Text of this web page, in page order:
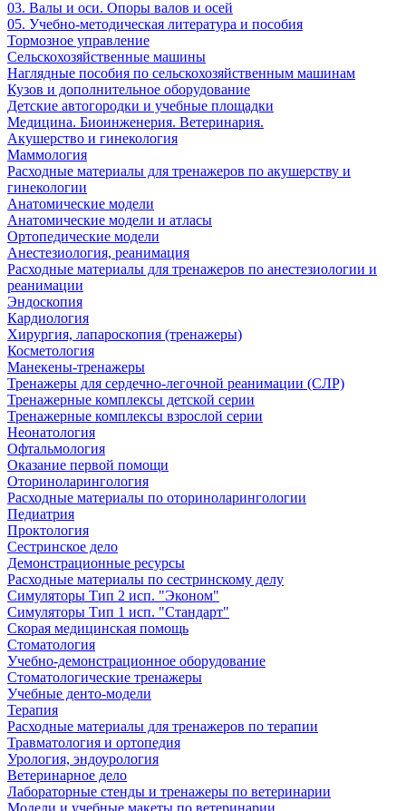
03. Валы и оси. Опоры валов и осей
05. Учебно-методическая литература и пособия
Тормозное управление
Сельскохозяйственные машины
Наглядные пособия по сельскохозяйственным машинам
Кузов и дополнительное оборудование
Детские автогородки и учебные площадки
Медицина. Биоинженерия. Ветеринария.
Акушерство и гинекология
Маммология
Расходные материалы для тренажеров по акушерству и
гинекологии
Анатомические модели
Анатомические модели и атласы
Ортопедические модели
Анестезиология, реанимация
Расходные материалы для тренажеров по анестезиологии и
реанимации
Эндоскопия
Кардиология
Хирургия, лапароскопия (тренажеры)
Косметология
Манекены-тренажеры
Тренажеры для сердечно-легочной реанимации (СЛР)
Тренажерные комплексы детской серии
Тренажерные комплексы взрослой серии
Неонатология
Офтальмология
Оказание первой помощи
Оториноларингология
Расходные материалы по оториноларингологии
Педиатрия
Проктология
Сестринское дело
Демонстрационные ресурсы
Расходные материалы по сестринскому делу
Симуляторы Тип 2 исп. "Эконом"
Симуляторы Тип 1 исп. "Стандарт"
Скорая медицинская помощь
Стоматология
Учебно-демонстрационное оборудование
Стоматологические тренажеры
Учебные денто-модели
Терапия
Расходные материалы для тренажеров по терапии
Травматология и ортопедия
Урология, эндоурология
Ветеринарное дело
Лабораторные стенды и тренажеры по ветеринарии
Модели и учебные макеты по ветеринарии